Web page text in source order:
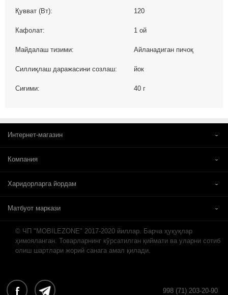
Қувват (Вт): 120
Кафолат: 1 ой
Майдалаш тизими: Айланадиган пичоқ
Силлиқлаш даражасини созлаш: йок
Сиғими: 40 г
Интернет-магазин
Компания
Харидорларга йордам
Матбуот маркази
© ЧП "MOBILEZONE" 2017-2020 йиллар. Барча ҳуқуқлар
ҳимояланган. Товарларнинг кўрсатилган қиймати ва уларни сотиб
олиш шартлари жорий санага амал қилади.
998 (71) 203-20-90